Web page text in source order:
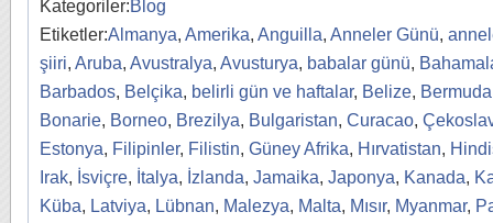
Kategoriler:Blog
Etiketler:Almanya, Amerika, Anguilla, Anneler Günü,
şiiri, Aruba, Avustralya, Avusturya, babalar günü,
Barbados, Belçika, belirli gün ve haftalar, Belize, Bermuda
Bonarie, Borneo, Brezilya, Bulgaristan, Curacao,
Estonya, Filipinler, Filistin, Güney Afrika, Hırvatistan,
Irak, İsviçre, İtalya, İzlanda, Jamaika, Japonya, Kanada,
Küba, Latviya, Lübnan, Malezya, Malta, Mısır, Myanmar,